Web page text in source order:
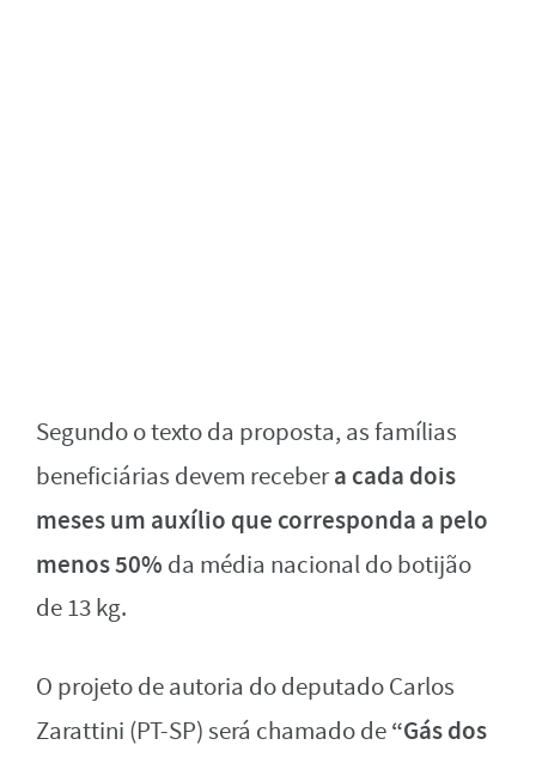
Segundo o texto da proposta, as famílias
beneficiárias devem recebera cada dois
meses um auxílio que corresponda a pelo
menos 50% da média nacional do botijão
de 13 kg.
O projeto de autoria do deputado Carlos
Zarattini (PT-SP) será chamado de“Gás dos